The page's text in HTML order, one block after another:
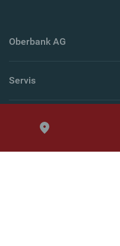
Oberbank AG
Servis